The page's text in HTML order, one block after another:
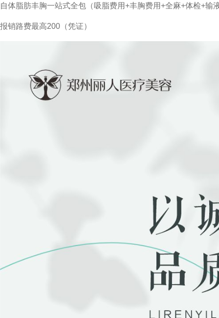
自体脂肪丰胸一站式全包（吸脂费用+丰胸费用+全麻+体检+输
报销路费最高200（凭证）